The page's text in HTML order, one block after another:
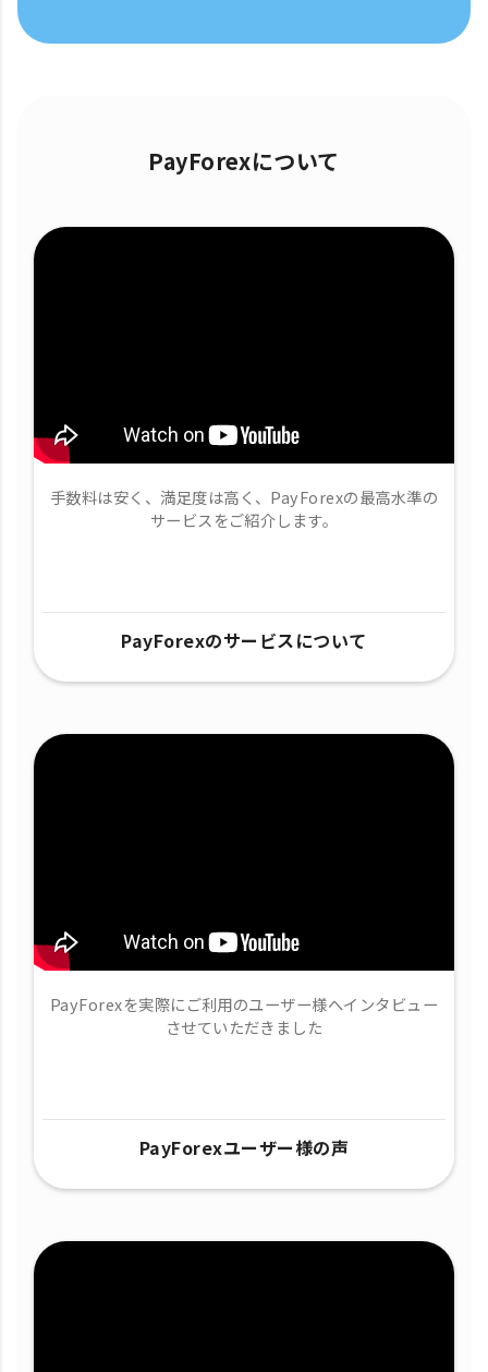
PayForexについて
手数料は安く、満足度は高く、PayForexの最高水準の
サービスをご紹介します。
PayForexのサービスについて
PayForexを実際にご利用のユーザー様へインタビュー
させていただきました
PayForexユーザー様の声​